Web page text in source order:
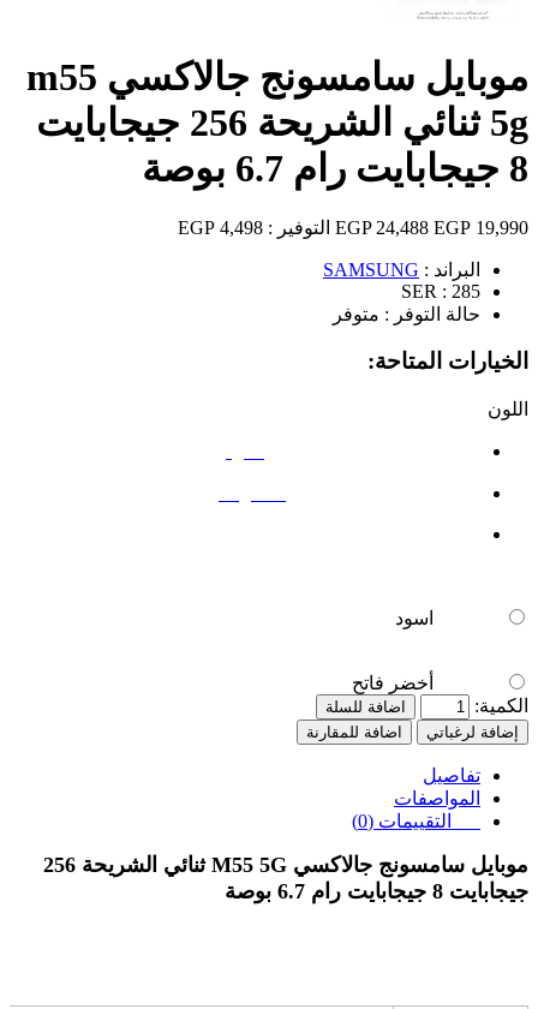
موبايل سامسونج جالاكسي m55
5g ثنائي الشريحة 256 جيجابايت
8 جيجابايت رام 6.7 بوصة
19,990 EGP
24,488 EGP التوفير : 4,498 EGP
البراند : SAMSUNG
SER : 285
حالة التوفر : متوفر
الخيارات المتاحة:
اللون
اسود
أخضر فاتح
الكمية:
اضافة للسلة
إضافة لرغباتي
اضافة للمقارنة
تفاصيل
المواصفات
التقييمات (0)
موبايل سامسونج جالاكسي M55 5G
ثنائي الشريحة 256
جيجابايت 8 جيجابايت رام 6.7 بوصة